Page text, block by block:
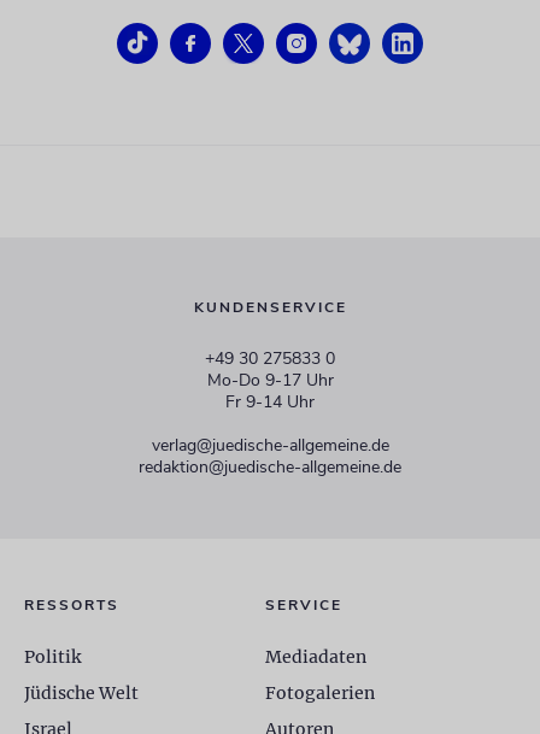
KUNDENSERVICE
+49 30 275833 0
Mo-Do 9-17 Uhr
Fr 9-14 Uhr
verlag@juedische-allgemeine.de
redaktion@juedische-allgemeine.de
RESSORTS
Politik
Jüdische Welt
Israel
SERVICE
Mediadaten
Fotogalerien
Autoren